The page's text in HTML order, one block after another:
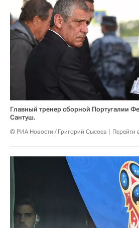
Главный тренер сборной Португалии
Сантуш.
© РИА Новости / Григорий Сысоев Перейти